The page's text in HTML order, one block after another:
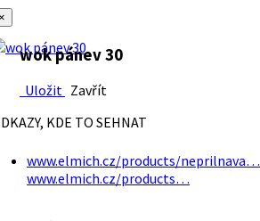
wok pánev 30
Uložit Zavřít
KDE TO SEHNAT
www.elmich.cz/products/neprilnava…
www.elmich.cz/products…